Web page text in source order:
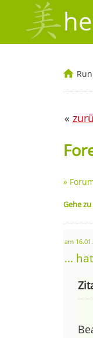
«
»
Gehe zu
am
...